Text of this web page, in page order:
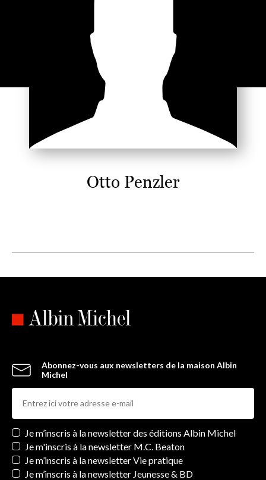
Otto Penzler
Abonnez-vous aux newsletters de la maison Albin
Michel
Newsletters
Je m’inscris à la newsletter des éditions Albin Michel
Je m'inscris à la newsletter M.C. Beaton
Je m’inscris à la newsletter Vie pratique
Je m’inscris à la newsletter Jeunesse & BD